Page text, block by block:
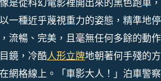
一種近乎蔑視重力的姿態，精準地
流暢、完美，且毫無任何多餘的動
鏡，冷酷人形立牌地朝著何手殘的
網格線上。「車影大人！」泊車警